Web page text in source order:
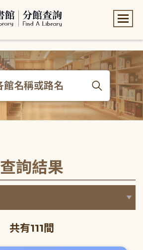
查詢結果
共有111間